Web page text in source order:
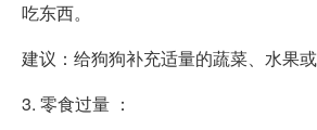
吃东西。
建议：给狗狗补充适量的蔬菜、水果或
3. 零食过量 ：